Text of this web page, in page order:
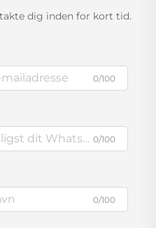
dig inden for kort tid.
0/100
0/100
0/100